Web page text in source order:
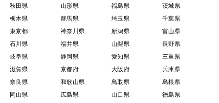
秋田県
山形県 福島県
茨城県
栃木県
群馬県 埼玉県
千葉県
東京都
神奈川県 新潟県
富山県
石川県
福井県 山梨県
長野県
岐阜県
静岡県 愛知県
三重県
滋賀県
京都府 大阪府
兵庫県
奈良県
和歌山県 鳥取県
島根県
岡山県
広島県 山口県
徳島県